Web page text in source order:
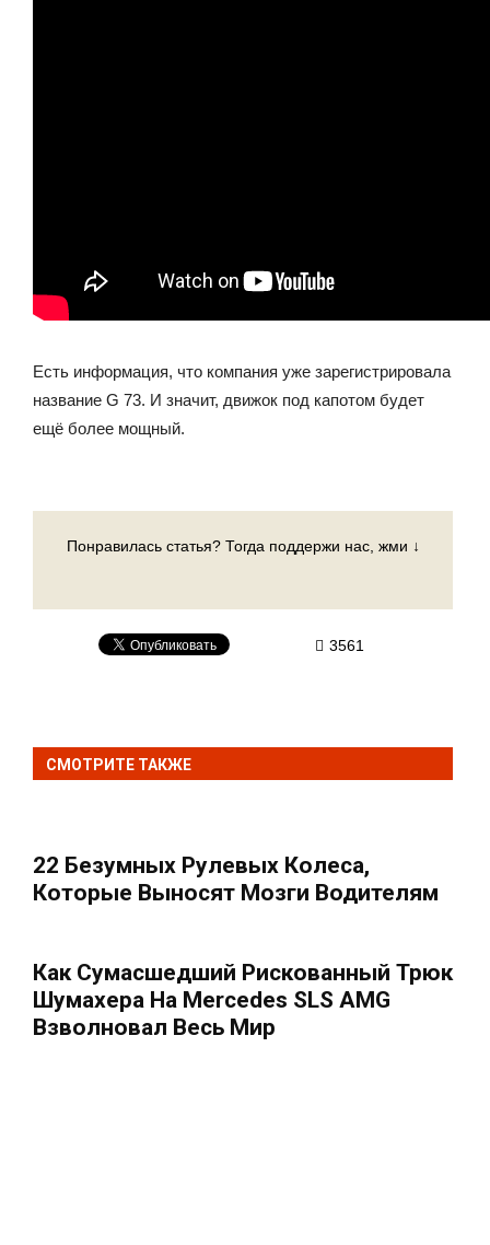
Есть информация, что компания уже зарегистрировала
название G 73. И значит, движок под капотом будет
ещё более мощный.
Понравилась статья? Тогда поддержи нас, жми ↓
3561
СМОТРИТЕ ТАКЖЕ
22 Безумных Рулевых Колеса,
Которые Выносят Мозги Водителям
Как Сумасшедший Рискованный Трюк
Шумахера На Mercedes SLS AMG
Взволновал Весь Мир